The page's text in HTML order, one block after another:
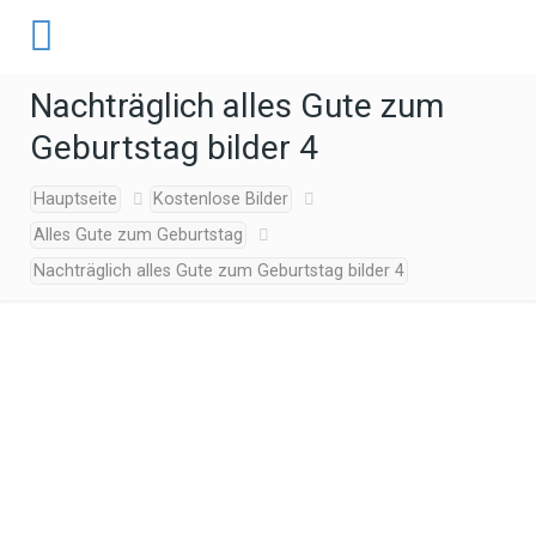
Nachträglich alles Gute zum
Geburtstag bilder 4
Hauptseite
Kostenlose Bilder
Alles Gute zum Geburtstag
Nachträglich alles Gute zum Geburtstag bilder 4